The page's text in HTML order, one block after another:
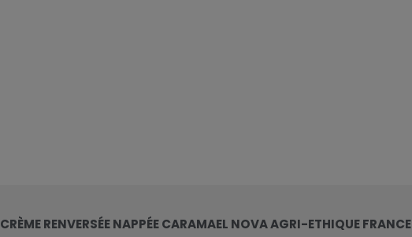
CRÈME RENVERSÉE NAPPÉE CARAMAEL NOVA AGRI-ETHIQUE FRANCE